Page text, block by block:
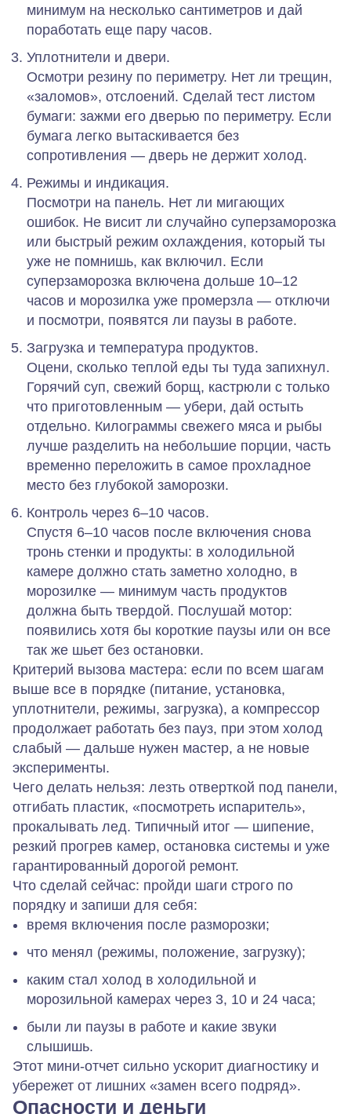
минимум на несколько сантиметров и дай
поработать еще пару часов.
Уплотнители и двери.
Осмотри резину по периметру. Нет ли трещин,
«заломов», отслоений. Сделай тест листом
бумаги: зажми его дверью по периметру. Если
бумага легко вытаскивается без
сопротивления — дверь не держит холод.
Режимы и индикация.
Посмотри на панель. Нет ли мигающих
ошибок. Не висит ли случайно суперзаморозка
или быстрый режим охлаждения, который ты
уже не помнишь, как включил. Если
суперзаморозка включена дольше 10–12
часов и морозилка уже промерзла — отключи
и посмотри, появятся ли паузы в работе.
Загрузка и температура продуктов.
Оцени, сколько теплой еды ты туда запихнул.
Горячий суп, свежий борщ, кастрюли с только
что приготовленным — убери, дай остыть
отдельно. Килограммы свежего мяса и рыбы
лучше разделить на небольшие порции, часть
временно переложить в самое прохладное
место без глубокой заморозки.
Контроль через 6–10 часов.
Спустя 6–10 часов после включения снова
тронь стенки и продукты: в холодильной
камере должно стать заметно холодно, в
морозилке — минимум часть продуктов
должна быть твердой. Послушай мотор:
появились хотя бы короткие паузы или он все
так же шьет без остановки.
Критерий вызова мастера: если по всем шагам
выше все в порядке (питание, установка,
уплотнители, режимы, загрузка), а компрессор
продолжает работать без пауз, при этом холод
слабый — дальше нужен мастер, а не новые
эксперименты.
Чего делать нельзя: лезть отверткой под панели,
отгибать пластик, «посмотреть испаритель»,
прокалывать лед. Типичный итог — шипение,
резкий прогрев камер, остановка системы и уже
гарантированный дорогой ремонт.
Что сделай сейчас: пройди шаги строго по
порядку и запиши для себя:
время включения после разморозки;
что менял (режимы, положение, загрузку);
каким стал холод в холодильной и
морозильной камерах через 3, 10 и 24 часа;
были ли паузы в работе и какие звуки
слышишь.
Этот мини‑отчет сильно ускорит диагностику и
убережет от лишних «замен всего подряд».
Опасности и деньги